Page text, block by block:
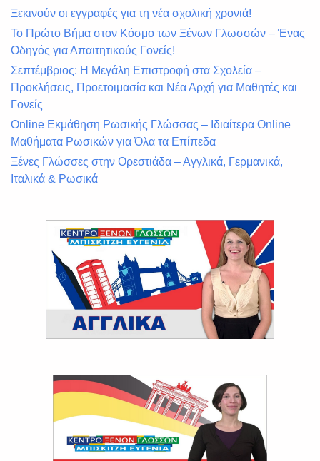
Ξεκινούν οι εγγραφές για τη νέα σχολική χρονιά!
Το Πρώτο Βήμα στον Κόσμο των Ξένων Γλωσσών – Ένας
Οδηγός για Απαιτητικούς Γονείς!
Σεπτέμβριος: Η Μεγάλη Επιστροφή στα Σχολεία –
Προκλήσεις, Προετοιμασία και Νέα Αρχή για Μαθητές και
Γονείς
Online Εκμάθηση Ρωσικής Γλώσσας – Ιδιαίτερα Online
Μαθήματα Ρωσικών για Όλα τα Επίπεδα
Ξένες Γλώσσες στην Ορεστιάδα – Αγγλικά, Γερμανικά,
Ιταλικά & Ρωσικά